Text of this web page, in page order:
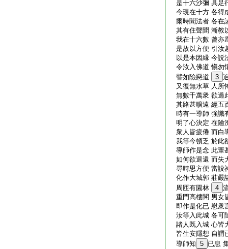
是十六沙彌 具足
今現在十方 各得
爾時聞法者 各在
其有住聲聞 漸教
我在十六數 曾亦
是故以方便 引汝
以是本因縁 今説
令汝入佛道 愼勿
譬如險惡道
3
又復無水草 人所
無數千萬衆 欲過
其路甚曠遠 經五
時有一導師 強識
明了心決定 在險
衆人皆疲倦 而白
我等今頓乏 於此
導師作是念 此輩
如何欲退還 而失
尋時思方便 當設
化作大城郭 莊嚴
周匝有園林
4
重門高樓閣 男女
即作是化已 慰衆
汝等入此城 各可
諸人既入城 心皆
皆生安隱想 自謂
導師知 5 已息